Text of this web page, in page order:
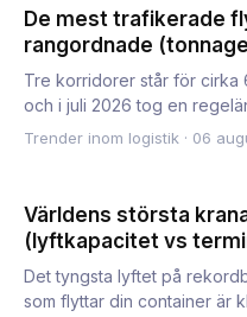
De mest trafikerade
rangordnade
Tre korridorer står för cirka
och i juli 2026 tog en
Trender inom logistik · 06
Världens största
(lyftkapacitet vs
Det tyngsta lyftet på
som flyttar din container är